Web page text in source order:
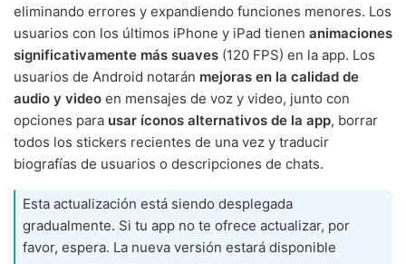
eliminando errores y expandiendo funciones menores. Los
usuarios con los últimos iPhone y iPad tienen animaciones
significativamente más suaves (120 FPS) en la app. Los
usuarios de Android notarán mejoras en la calidad de
audio y video en mensajes de voz y video, junto con
opciones para usar íconos alternativos de la app, borrar
todos los stickers recientes de una vez y traducir
biografías de usuarios o descripciones de chats.
Esta actualización está siendo desplegada
gradualmente. Si tu app no te ofrece actualizar, por
favor, espera. La nueva versión estará disponible